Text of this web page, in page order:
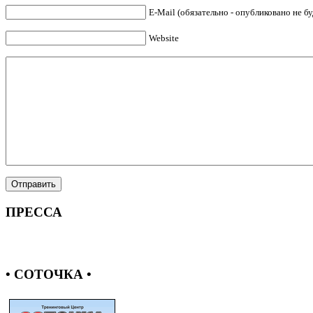
E-Mail (обязательно - опубликовано не
Website
ПРЕССА
• СОТОЧКА •